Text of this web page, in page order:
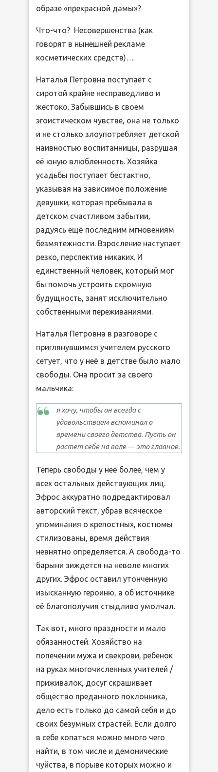
образе «прекрасной дамы»?
Что-что? Несовершенства (как
говорят в нынешней рекламе
косметических средств)…
Наталья Петровна поступает с
сиротой крайне несправедливо и
жестоко. Забывшись в своем
эгоистическом чувстве, она не только
и не столько злоупотребляет детской
наивностью воспитанницы, разрушая
её юную влюбленность. Хозяйка
усадьбы поступает бестактно,
указывая на зависимое положение
девушки, которая пребывала в
детском счастливом забытии,
радуясь ещё последним мгновениям
безмятежности. Взросление наступает
резко, перспектив никаких. И
единственный человек, который мог
бы помочь устроить скромную
будущность, занят исключительно
собственными переживаниями.
Наталья Петровна в разговоре с
приглянувшимся учителем русского
сетует, что у неё в детстве было мало
свободы. Она просит за своего
мальчика:
я хочу, чтобы он всегда с
удовольствием вспоминал о
времени своего детства. Пусть он
растет себе на воле — это главное.
Теперь свободы у неё более, чем у
всех остальных действующих лиц.
Эфрос аккуратно подредактировал
авторский текст, убрав всяческое
упоминания о крепостных, костюмы
стилизованы, время действия
невнятно определяется. А свобода-то
барыни зиждется на неволе многих
других. Эфрос оставил утонченную
изысканную героиню, а об источнике
её благополучия стыдливо умолчал.
Так вот, много праздности и мало
обязанностей. Хозяйство на
попечении мужа и свекрови, ребенок
на руках многочисленных учителей /
приживалок, досуг скрашивает
общество преданного поклонника,
дело есть только до самой себя и до
своих безумных страстей. Если долго
в себе копаться можно много чего
найти, в том числе и демонические
чуйства, в порыве которых можно и